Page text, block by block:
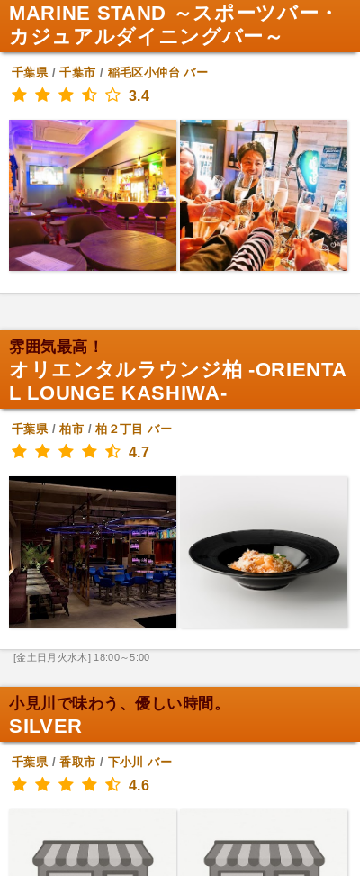
MARINE STAND ～スポーツバー・
カジュアルダイニングバー～
千葉県/千葉市 / 稲毛区小仲台 バー
3.4
雰囲気最高！
オリエンタルラウンジ柏 -ORIENTA
L LOUNGE KASHIWA-
千葉県/柏市 /柏２丁目 バー
4.7
[金土日月火水木] 18:00～5:00
小見川で味わう、優しい時間。
SILVER
千葉県/香取市 / 下小川 バー
4.6